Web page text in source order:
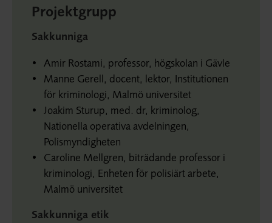
Projektgrupp
Sakkunniga
Amir Rostami, professor, högskolan i Gävle
Manne Gerell, docent, lektor, Institutionen
för kriminologi, Malmö universitet
Joakim Sturup, med. dr, kriminolog,
Nationella operativa avdelningen,
Polismyndigheten
Caroline Mellgren, biträdande professor i
kriminologi, Enheten för polisiärt arbete,
Malmö universitet
Sakkunniga etik